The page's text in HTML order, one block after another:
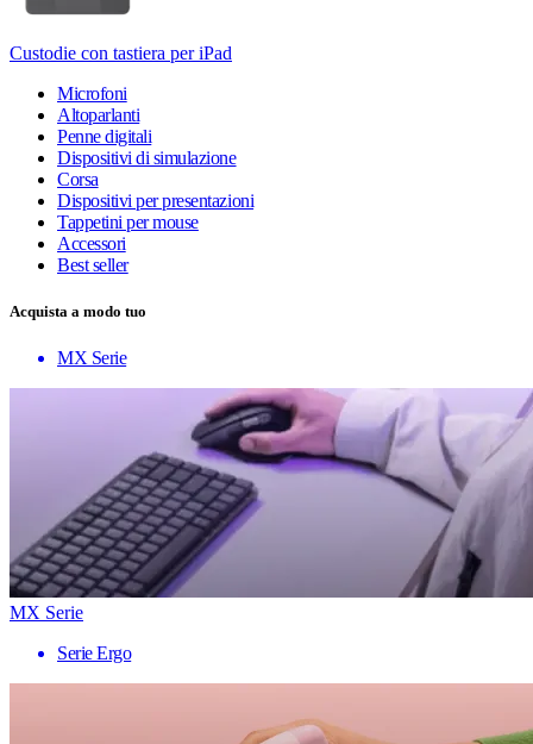
Custodie con tastiera per iPad
Microfoni
Altoparlanti
Penne digitali
Dispositivi di simulazione
Corsa
Dispositivi per presentazioni
Tappetini per mouse
Accessori
Best seller
Acquista a modo tuo
MX Serie
MX Serie
Serie Ergo